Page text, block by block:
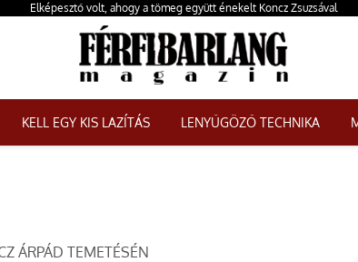
Elképesztő volt, ahogy a tömeg együtt énekelt Koncz Zsuzsával
KELL EGY KIS LAZÍTÁS LENYŰGÖZŐ TECHNIKA
ÁRPÁD TEMETÉSÉN